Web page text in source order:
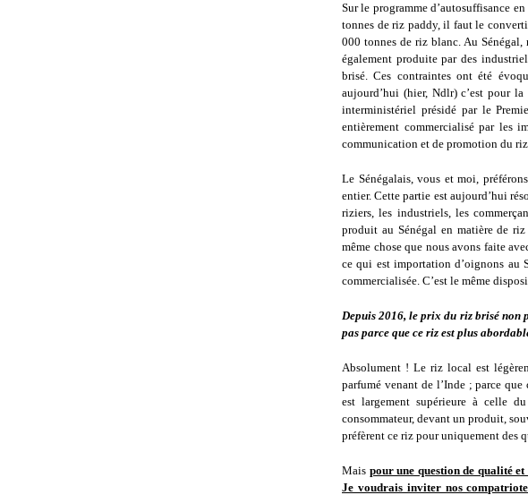
Sur le programme d’autosuffisance
tonnes de riz paddy, il faut le
000 tonnes de riz blanc. Au
également produite par des
brisé. Ces contraintes ont été
aujourd’hui (hier, Ndlr) c’est pour
interministériel présidé par le
entièrement commercialisé par les
communication et de promotion du
Le Sénégalais, vous et moi,
entier. Cette partie est aujourd’hui
riziers, les industriels, les
produit au Sénégal en matière de
même chose que nous avons faite
ce qui est importation d’oignons au
commercialisée. C’est le même
Depuis 2016, le prix du riz brisé non
pas parce que ce riz est plus
Absolument ! Le riz local est
parfumé venant de l’Inde ; parce
est largement supérieure à celle
consommateur, devant un produit,
préfèrent ce riz pour uniquement des
Mais pour une question de qualité
Je voudrais inviter nos